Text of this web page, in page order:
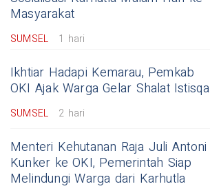
Masyarakat
SUMSEL 1 hari
Ikhtiar Hadapi Kemarau, Pemkab
OKI Ajak Warga Gelar Shalat Istisqa
SUMSEL 2 hari
Menteri Kehutanan Raja Juli Antoni
Kunker ke OKI, Pemerintah Siap
Melindungi Warga dari Karhutla